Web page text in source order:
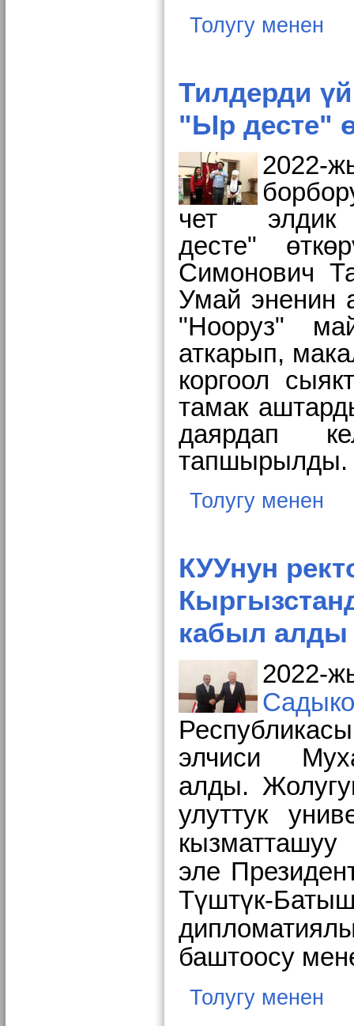
Толугу менен
Тилдерди
"Ыр десте"
2022-
чет элдик
десте"
Симонович
Умай эненин
"Нооруз"
аткарып,
коргоол
тамак
даярдап
тапшырылды.
Толугу менен
КУУнун
кабыл алды
элчиси
алды.
улуттук
эле
Түштүк-
баштоосу
Толугу менен